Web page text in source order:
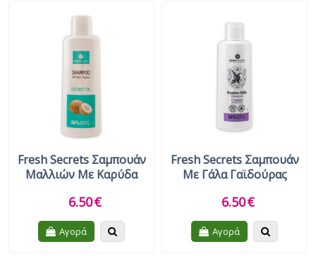
Fresh Secrets Σαμπουάν
Μαλλιών Με Καρύδα
6.50€
Αγορά
Fresh Secrets Σαμπουάν
Με Γάλα Γαϊδούρας
6.50€
Αγορά